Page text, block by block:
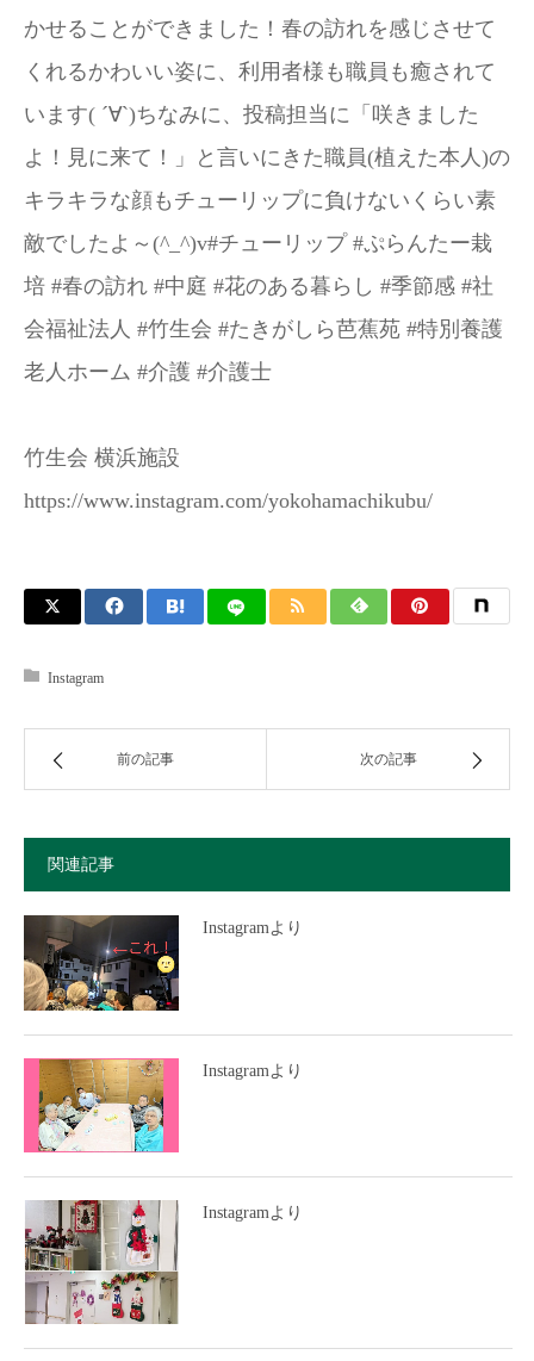
かせることができました！春の訪れを感じさせて
くれるかわいい姿に、利用者様も職員も癒されて
います( ´∀`)ちなみに、投稿担当に「咲きました
よ！見に来て！」と言いにきた職員(植えた本人)の
キラキラな顔もチューリップに負けないくらい素
敵でしたよ～(^_^)v#チューリップ #ぷらんたー栽
培 #春の訪れ #中庭 #花のある暮らし #季節感 #社
会福祉法人 #竹生会 #たきがしら芭蕉苑 #特別養護
老人ホーム #介護 #介護士
竹生会 横浜施設
https://www.instagram.com/yokohamachikubu/
Instagram
前の記事 次の記事
関連記事
Instagramより
Instagramより
Instagramより